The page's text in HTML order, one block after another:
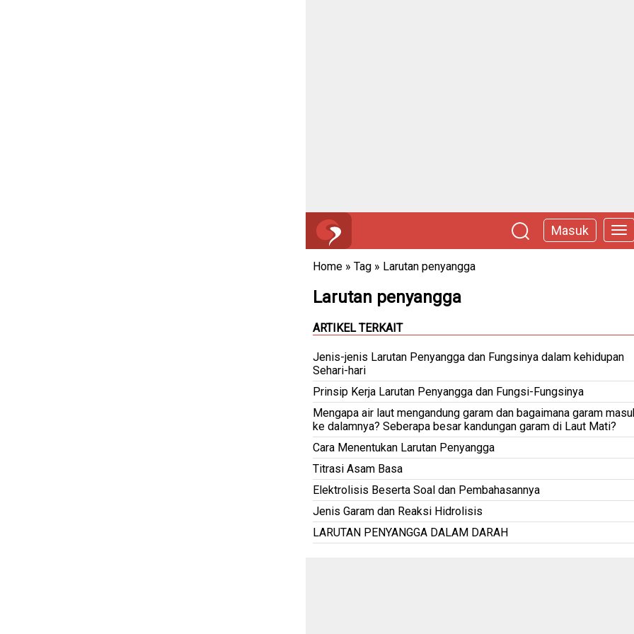
Masuk
Home » Tag » Larutan penyangga
Larutan penyangga
ARTIKEL TERKAIT
Jenis-jenis Larutan Penyangga dan Fungsinya dalam kehidupan
Sehari-hari
Prinsip Kerja Larutan Penyangga dan Fungsi-Fungsinya
Mengapa air laut mengandung garam dan bagaimana garam
ke dalamnya? Seberapa besar kandungan garam di Laut Mati?
Cara Menentukan Larutan Penyangga
Titrasi Asam Basa
Elektrolisis Beserta Soal dan Pembahasannya
Jenis Garam dan Reaksi Hidrolisis
LARUTAN PENYANGGA DALAM DARAH